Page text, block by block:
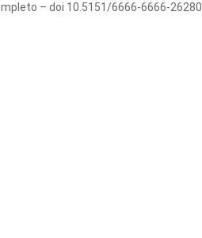
– doi 10.5151/6666-6666-26280